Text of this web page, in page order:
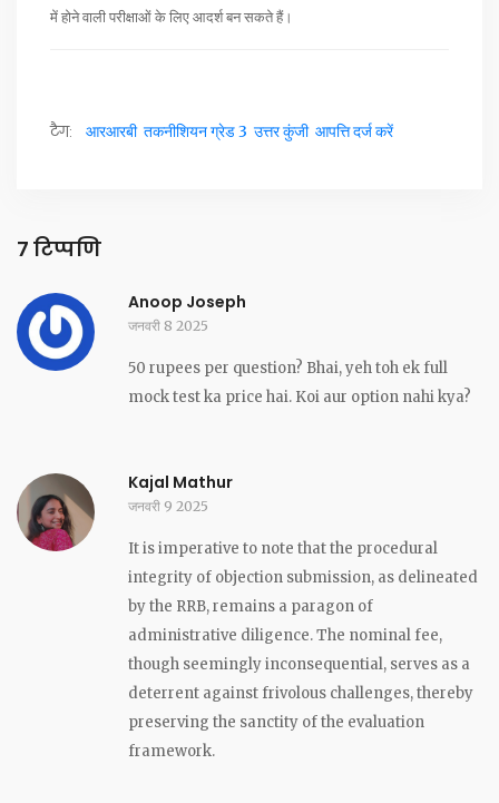
में होने वाली परीक्षाओं के लिए आदर्श बन सकते हैं।
टैग: आरआरबी तकनीशियन ग्रेड 3 उत्तर कुंजी आपत्ति दर्ज करें
7 टिप्पणि
Anoop Joseph
जनवरी 8 2025
50 rupees per question? Bhai, yeh toh ek full
mock test ka price hai. Koi aur option nahi kya?
Kajal Mathur
जनवरी 9 2025
It is imperative to note that the procedural
integrity of objection submission, as delineated
by the RRB, remains a paragon of
administrative diligence. The nominal fee,
though seemingly inconsequential, serves as a
deterrent against frivolous challenges, thereby
preserving the sanctity of the evaluation
framework.